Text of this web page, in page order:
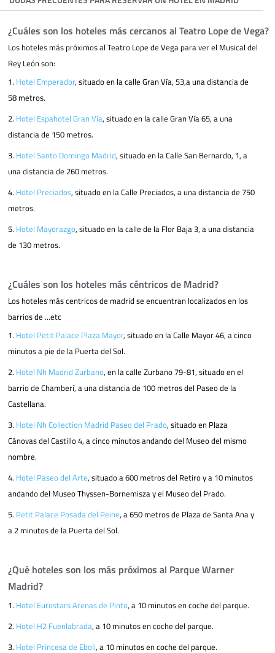
¿Cuáles son los hoteles más cercanos al Teatro Lope de Vega?
Los hoteles más próximos al Teatro Lope de Vega para ver el Musical del
Rey León son:
1. Hotel Emperador, situado en la calle Gran Vía, 53,a una distancia de
58 metros.
2. Hotel Espahotel Gran Vía, situado en la calle Gran Vía 65, a una
distancia de 150 metros.
3. Hotel Santo Domingo Madrid, situado en la Calle San Bernardo, 1, a
una distancia de 260 metros.
4. Hotel Preciados, situado en la Calle Preciados, a una distancia de 750
metros.
5. Hotel Mayorazgo, situado en la calle de la Flor Baja 3, a una distancia
de 130 metros.
¿Cuáles son los hoteles más céntricos de Madrid?
Los hoteles más centricos de madrid se encuentran localizados en los
barrios de ...etc
1. Hotel Petit Palace Plaza Mayor, situado en la Calle Mayor 46, a cinco
minutos a pie de la Puerta del Sol.
2. Hotel Nh Madrid Zurbano, en la calle Zurbano 79-81, situado en el
barrio de Chamberí, a una distancia de 100 metros del Paseo de la
Castellana.
3. Hotel Nh Collection Madrid Paseo del Prado, situado en Plaza
Cánovas del Castillo 4, a cinco minutos andando del Museo del mismo
nombre.
4. Hotel Paseo del Arte, situado a 600 metros del Retiro y a 10 minutos
andando del Museo Thyssen-Bornemisza y el Museo del Prado.
5. Petit Palace Posada del Peine, a 650 metros de Plaza de Santa Ana y
a 2 minutos de la Puerta del Sol.
¿Qué hoteles son los más próximos al Parque Warner
Madrid?
1. Hotel Eurostars Arenas de Pinto, a 10 minutos en coche del parque.
2. Hotel H2 Fuenlabrada, a 10 minutos en coche del parque.
3. Hotel Princesa de Eboli, a 10 minutos en coche del parque.